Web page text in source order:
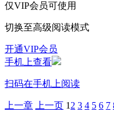
仅VIP会员可使用
切换至高级阅读模式
开通VIP会员
手机上查看
扫码在手机上阅读
上一章 上一页 1 2 3 4 5 6 7